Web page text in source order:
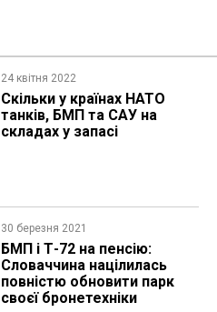
24 квітня 2022
​Скільки у країнах НАТО
танків, БМП та САУ на
складах у запасі
30 березня 2021
БМП і Т-72 на пенсію:
Словаччина націлилась
повністю обновити парк
своєї бронетехніки